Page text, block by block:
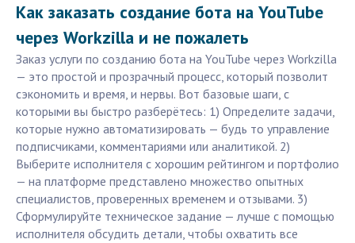
Как заказать создание бота на YouTube
через Workzilla и не пожалеть
Заказ услуги по созданию бота на YouTube через Workzilla
— это простой и прозрачный процесс, который позволит
сэкономить и время, и нервы. Вот базовые шаги, с
которыми вы быстро разберётесь: 1) Определите задачи,
которые нужно автоматизировать — будь то управление
подписчиками, комментариями или аналитикой. 2)
Выберите исполнителя с хорошим рейтингом и портфолио
— на платформе представлено множество опытных
специалистов, проверенных временем и отзывами. 3)
Сформулируйте техническое задание — лучше с помощью
исполнителя обсудить детали, чтобы охватить все